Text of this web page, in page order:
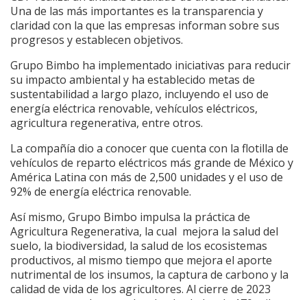
Una de las más importantes es la transparencia y
claridad con la que las empresas informan sobre sus
progresos y establecen objetivos.
Grupo Bimbo ha implementado iniciativas para reducir
su impacto ambiental y ha establecido metas de
sustentabilidad a largo plazo, incluyendo el uso de
energía eléctrica renovable, vehículos eléctricos,
agricultura regenerativa, entre otros.
La compañía dio a conocer que cuenta con la flotilla de
vehículos de reparto eléctricos más grande de México y
América Latina con más de 2,500 unidades y el uso de
92% de energía eléctrica renovable.
Así mismo, Grupo Bimbo impulsa la práctica de
Agricultura Regenerativa, la cual mejora la salud del
suelo, la biodiversidad, la salud de los ecosistemas
productivos, al mismo tiempo que mejora el aporte
nutrimental de los insumos, la captura de carbono y la
calidad de vida de los agricultores. Al cierre de 2023